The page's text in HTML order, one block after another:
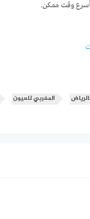
أسرع وقت ممكن.
المغربي للعيون